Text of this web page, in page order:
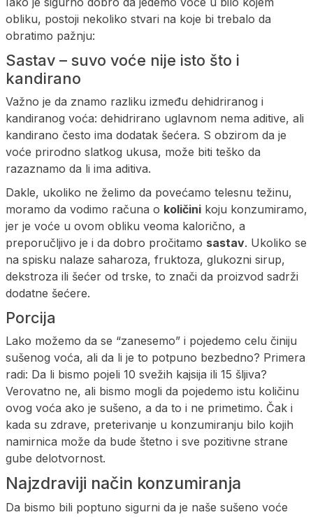
obliku, postoji nekoliko stvari na koje bi trebalo da
obratimo pažnju:
Sastav – suvo voće nije isto što i
kandirano
Važno je da znamo razliku između dehidriranog i
kandiranog voća: dehidrirano uglavnom nema aditive, ali
kandirano često ima dodatak šećera. S obzirom da je
voće prirodno slatkog ukusa, može biti teško da
razaznamo da li ima aditiva.
Dakle, ukoliko ne želimo da povećamo telesnu težinu,
moramo da vodimo računa o količini koju konzumiramo,
jer je voće u ovom obliku veoma kalorično, a
preporučljivo je i da dobro pročitamo sastav. Ukoliko se
na spisku nalaze saharoza, fruktoza, glukozni sirup,
dekstroza ili šećer od trske, to znači da proizvod sadrži
dodatne šećere.
Porcija
Lako možemo da se “zanesemo” i pojedemo celu činiju
sušenog voća, ali da li je to potpuno bezbedno? Primera
radi: Da li bismo pojeli 10 svežih kajsija ili 15 šljiva?
Verovatno ne, ali bismo mogli da pojedemo istu količinu
ovog voća ako je sušeno, a da to i ne primetimo. Čak i
kada su zdrave, preterivanje u konzumiranju bilo kojih
namirnica može da bude štetno i sve pozitivne strane
gube delotvornost.
Najzdraviji način konzumiranja
Da bismo bili poptuno sigurni da je naše sušeno voće